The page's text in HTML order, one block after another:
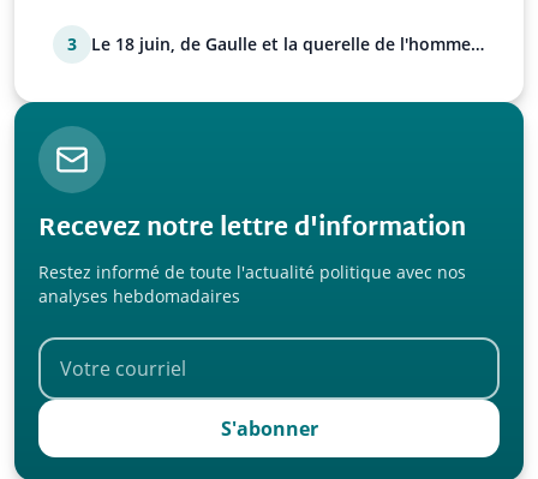
3
Le 18 juin, de Gaulle et la querelle de l'homme
Recevez notre lettre d'information
Restez informé de toute l'actualité politique avec nos
analyses hebdomadaires
S'abonner